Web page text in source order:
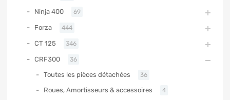
Ninja 400 69
Forza 444
CT 125 346
CRF300 36
Toutes les pièces détachées 36
Roues, Amortisseurs & accessoires 4